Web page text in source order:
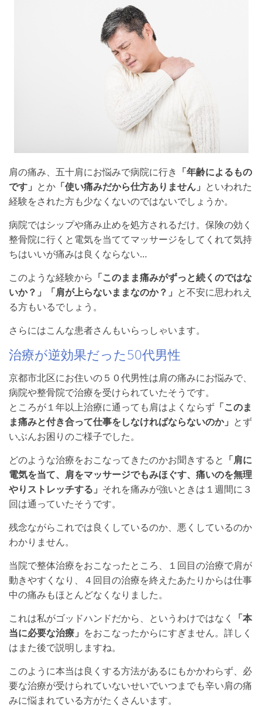
肩の痛み、五十肩にお悩みで病院に行き 「年齢によるもの
です」 とか 「使い痛みだから仕方ありません」 といわれた
経験をされた方も少なくないのではないでしょうか。
病院ではシップや痛み止めを処方されるだけ。保険の効く
整骨院に行くと電気を当ててマッサージをしてくれて気持
ちはいいが痛みは良くならない…
このような経験から 「このまま痛みがずっと続くのではな
いか？」「肩が上らないままなのか？」 と不安に思われえ
る方もいるでしょう。
さらにはこんな患者さんもいらっしゃいます。
治療が逆効果だった50代男性
京都市北区にお住いの５０代男性は肩の痛みにお悩みで、
病院や整骨院で治療を受けられていたそうです。
ところが１年以上治療に通っても肩はよくならず 「このま
ま痛みと付き合って仕事をしなければならないのか」 とず
いぶんお困りのご様子でした。
どのような治療をおこなってきたのかお聞きすると 「肩に
電気を当て、肩をマッサージでもみほぐす、痛いのを無理
やりストレッチする」 それを痛みが強いときは１週間に３
回は通っていたそうです。
残念ながらこれでは良くしているのか、悪くしているのか
わかりません。
当院で整体治療をおこなったところ、１回目の治療で肩が
動きやすくなり、４回目の治療を終えたあたりからは仕事
中の痛みもほとんどなくなりました。
これは私がゴッドハンドだから、というわけではなく
「本
当に必要な治療」 をおこなったからにすぎません。詳しく
はまた後で説明しますね。
このように本当は良くする方法があるにもかかわらず、必
要な治療が受けられていないせいでいつまでも辛い肩の痛
みに悩まれている方がたくさんいます。